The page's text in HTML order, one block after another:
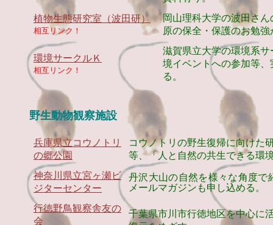
植物生態研究室（波田研）
相互リンク！
岡山理科大学の波田さ
原の保全・保護のお勉
環境サークルＫ
相互リンク！
滋賀県立大学の環境系
境イベントへの参加等
る。
野生動物観察施設
兵庫県立コウノトリ
の郷公園
コウノトリの野生復帰に向けた
等、「人と自然の共生できる環
神奈川県立宮ヶ瀬ビ
ジターセンター
丹沢大山の自然を様々な角度で
メールマガジンも申し込める。
行徳野鳥観察舎友の
会
千葉県市川市行徳地区を中心に